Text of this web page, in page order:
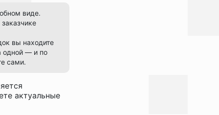
виде.
вы находите
одной — и по
сами.
актуальные